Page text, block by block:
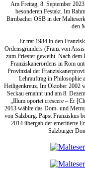
Am Freitag, 8. September
besonderen Festakt. Im
Birnbacher OSB in der
den
Er trat 1984 in den
Ordensgründers (Franz von
zum Priester geweiht. Nach
Franziskanerordens in Rom
Provinzial der
Lehrauftrag in Philosophie
Heiligenkreuz. Im Oktober 2002
Seckau ernannt und am 8.
„Illum oportet crescere – Er
2013 wählte das Dom- und
von Salzburg. Papst Franziskus
2014 übergab der emeritierte
Salzburger